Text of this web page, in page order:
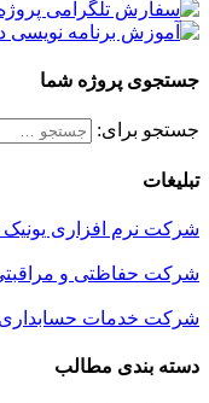
جستجوی پروژه شما
جستجو برای:
تبلیغات
شرکت نرم افزاری
شرکت حفاظتی و
شرکت خدمات حسابداری
دسته بندی مطالب